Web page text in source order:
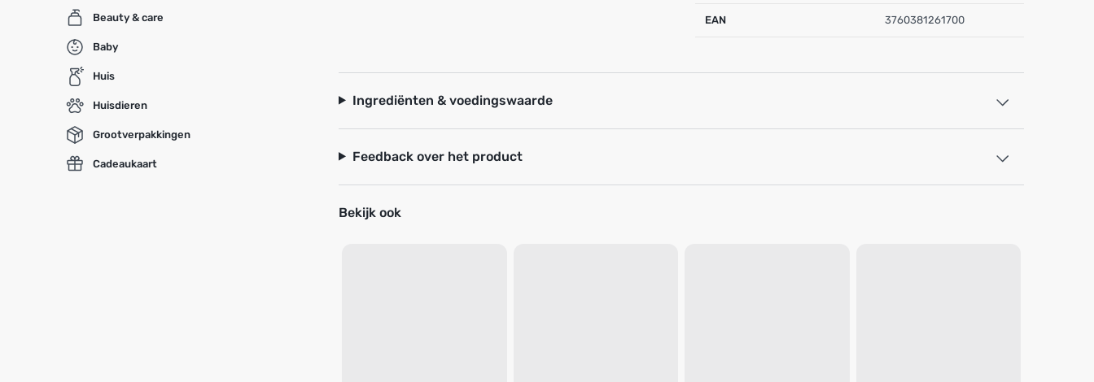
Beauty & care
Baby
Huis
Huisdieren
Grootverpakkingen
Cadeaukaart
EAN 3760381261700
Ingrediënten & voedingswaarde
Feedback over het product
Bekijk ook